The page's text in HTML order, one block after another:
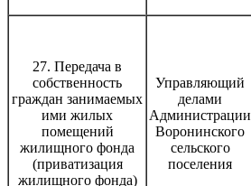
27. Передача в
собственность
граждан занимаемых
ими жилых
помещений
жилищного фонда
(приватизация
жилищного фонда)
Управляющий
делами
Администрации
Воронинского
сельского
поселения